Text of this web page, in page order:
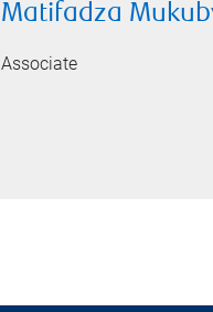
Matifadza
Associate